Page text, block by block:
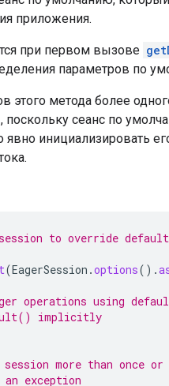
приложения.
при первом вызове
параметров по
этого метода более
, поскольку сеанс по
явно инициализировать
to override
(EagerSession .options().
operations using
implicitly
more than once
exception